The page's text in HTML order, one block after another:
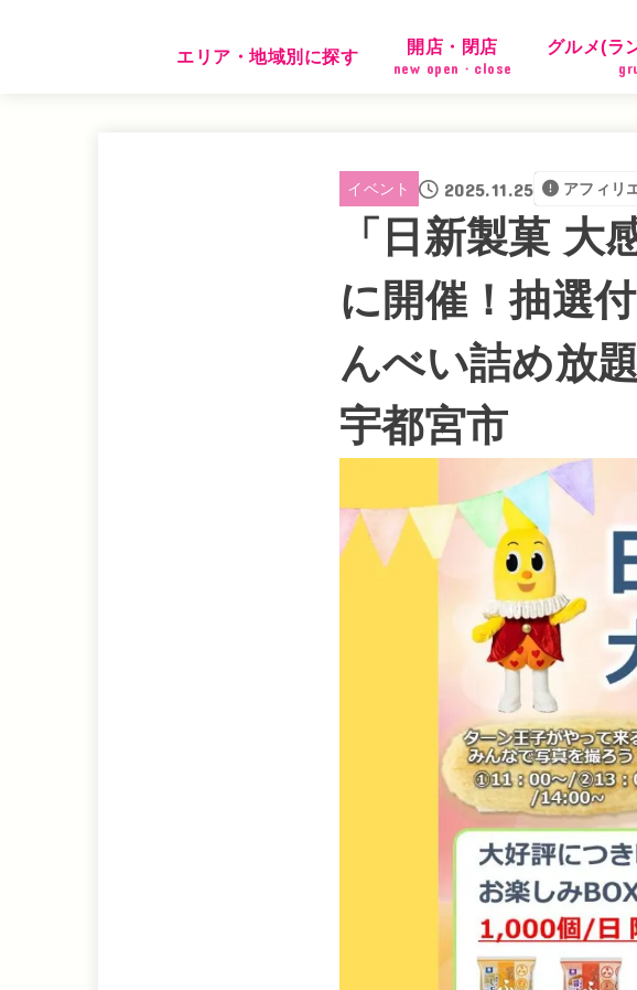
エリア・地域別に探す
開店・閉店
new open・close
グルメ(ラ
イベント 2025.11.25 アフィリ
「日新製菓 大
に開催！抽選
んべい詰め放
宇都宮市